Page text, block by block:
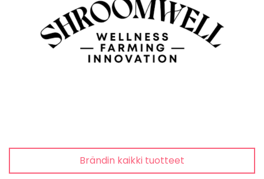
Brändin kaikki tuotteet